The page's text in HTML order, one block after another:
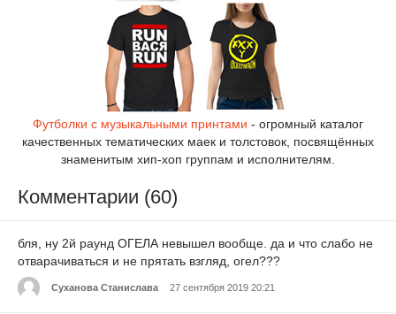
Футболки с музыкальными принтами - огромный каталог
качественных тематических маек и толстовок, посвящённых
знаменитым хип-хоп группам и исполнителям.
Комментарии (60)
бля, ну 2й раунд ОГЕЛА невышел вообще. да и что слабо не
отварачиваться и не прятать взгляд, огел???
Суханова Станислава 27 сентября 2019 20:21